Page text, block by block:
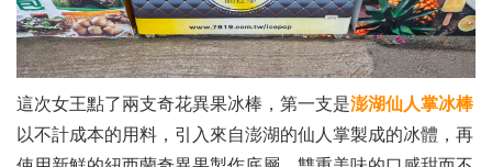
這次女王點了兩支奇花異果冰棒，第一支是澎湖仙人掌冰棒
以不計成本的用料，引入來自澎湖的仙人掌製成的冰體，再